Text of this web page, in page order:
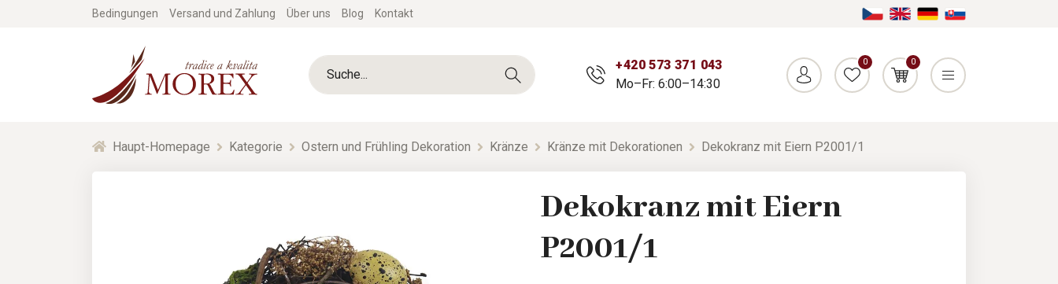
Bedingungen Versand und Zahlung Über uns Blog Kontakt
+420 573 371 043
Mo–Fr: 6:00–14:30
0 0
Haupt-Homepage Kategorie Ostern und Frühling Dekoration Kränze Kränze mit Dekorationen Dekokranz mit Eiern P2001/1
Dekokranz mit Eiern
P2001/1